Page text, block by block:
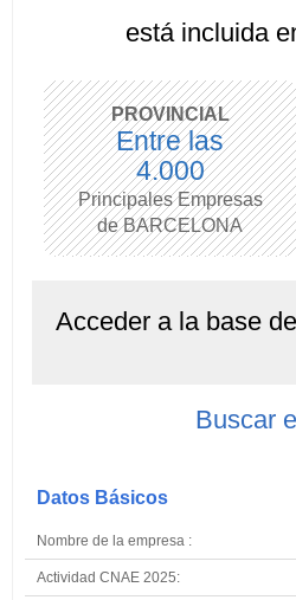
está incluida
PROVINCIAL
Entre las
4.000
Principales Empresas
de BARCELONA
Acceder a la base
Buscar
Datos Básicos
Nombre de la empresa :
Actividad CNAE 2025: